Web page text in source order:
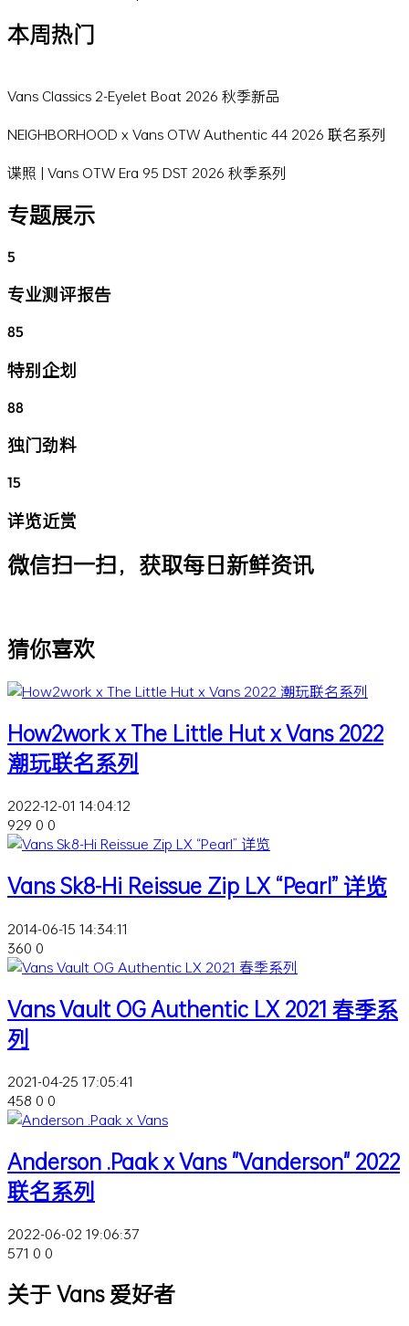
本周热门
Vans Classics 2-Eyelet Boat 2026 秋季新品
NEIGHBORHOOD x Vans OTW Authentic 44 2026 联名系列
谍照 | Vans OTW Era 95 DST 2026 秋季系列
专题展示
5
专业测评报告
85
特别企划
88
独门劲料
15
详览近赏
微信扫一扫，获取每日新鲜资讯
猜你喜欢
How2work x The Little Hut x Vans 2022
潮玩联名系列
2022-12-01 14:04:12
929 0 0
Vans Sk8-Hi Reissue Zip LX “Pearl” 详览
2014-06-15 14:34:11
360 0
Vans Vault OG Authentic LX 2021 春季系
列
2021-04-25 17:05:41
458 0 0
Anderson .Paak x Vans "Vanderson" 2022
联名系列
2022-06-02 19:06:37
571 0 0
关于 Vans 爱好者